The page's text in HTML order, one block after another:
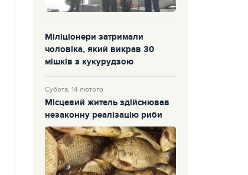
Міліціонери затримали
чоловіка, який викрав 30
мішків з кукурудзою
Субота, 14 лютого
Місцевий житель здійснював
незаконну реалізацію риби